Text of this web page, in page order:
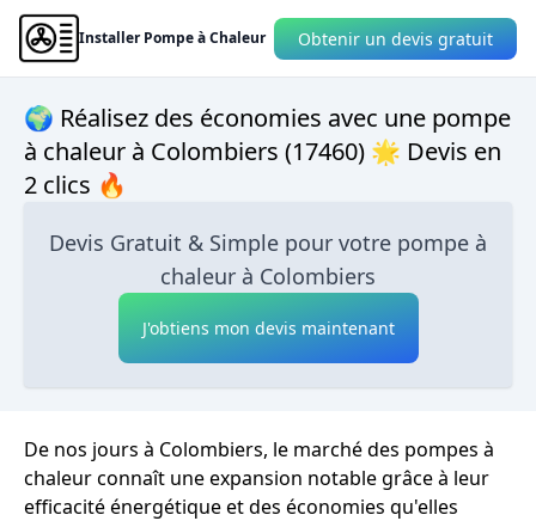
Installer Pompe à Chaleur Obtenir un devis gratuit
🌍 Réalisez des économies avec une pompe
à chaleur à Colombiers (17460) 🌟 Devis en
2 clics 🔥
Devis Gratuit & Simple pour votre pompe à
chaleur à Colombiers
J'obtiens mon devis maintenant
De nos jours à Colombiers, le marché des pompes à
chaleur connaît une expansion notable grâce à leur
efficacité énergétique et des économies qu'elles